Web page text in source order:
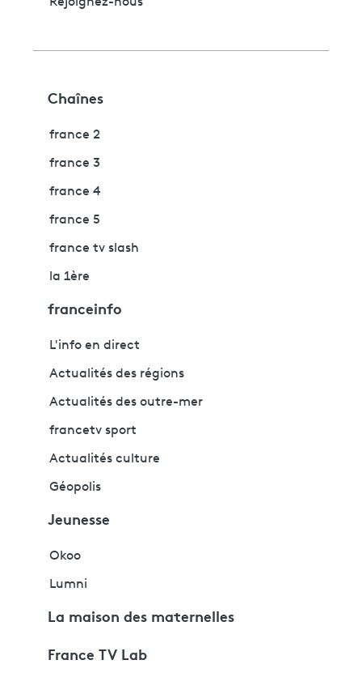
Chaînes
france 2
france 3
france 4
france 5
france tv slash
la 1ère
franceinfo
L'info en direct
Actualités des régions
Actualités des outre-mer
francetv sport
Actualités culture
Géopolis
Jeunesse
Okoo
Lumni
La maison des maternelles
France TV Lab